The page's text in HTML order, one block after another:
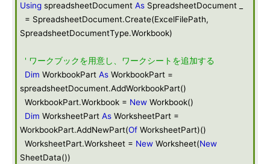
Using spreadsheetDocument As SpreadsheetDocument _
= SpreadsheetDocument.Create(ExcelFilePath,
SpreadsheetDocumentType.Workbook)
' ワークブックを用意し、ワークシートを追加する
Dim WorkbookPart As WorkbookPart =
spreadsheetDocument.AddWorkbookPart()
WorkbookPart.Workbook = New Workbook()
Dim WorksheetPart As WorksheetPart =
WorkbookPart.AddNewPart(Of WorksheetPart)()
WorksheetPart.Worksheet = New Worksheet(New
SheetData())